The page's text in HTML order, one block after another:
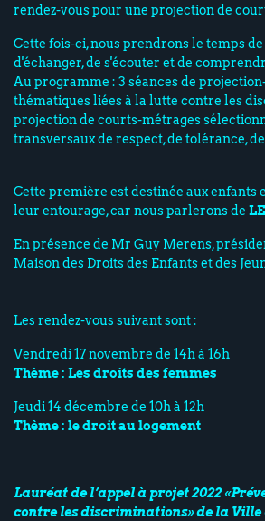
rendez-vous pour une projection de
Cette fois-ci, nous prendrons le temps
d'échanger, de s'écouter et de
Au programme : 3 séances de
thématiques liées à la lutte contre les
projection de courts-métrages
transversaux de respect, de tolérance,
Cette première est destinée aux enfants
leur entourage, car nous parlerons de
En présence de Mr Guy Merens,
Maison des Droits des Enfants et des
Les rendez-vous suivant sont :
Vendredi 17 novembre de 14h à 16h
Thème : Les droits des femmes
Jeudi 14 décembre de 10h à 12h
Thème : le droit au logement
Lauréat de l’appel à projet 2022
contre les discriminations» de la Ville